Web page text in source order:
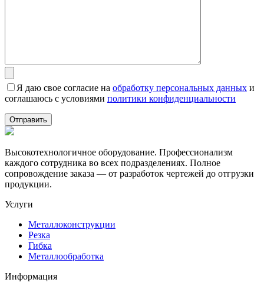
Я даю свое согласие на обработку персональных данных и
соглашаюсь с условиями политики конфиденциальности
Высокотехнологичное оборудование. Профессионализм
каждого сотрудника во всех подразделениях. Полное
сопровождение заказа — от разработок чертежей до отгрузки
продукции.
Услуги
Металлоконструкции
Резка
Гибка
Металлообработка
Информация